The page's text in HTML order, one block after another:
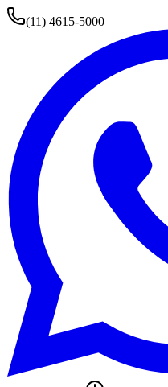
(11) 4615-5000